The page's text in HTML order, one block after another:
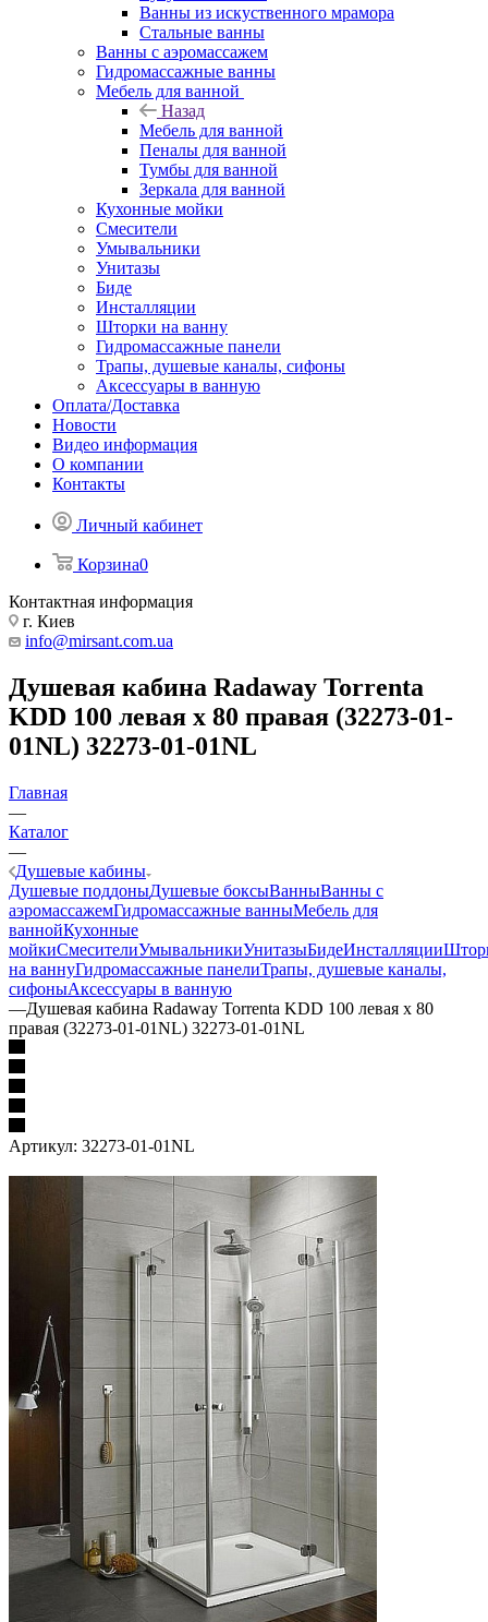
Ванны из искуственного мрамора
Стальные ванны
Ванны с аэромассажем
Гидромассажные ванны
Мебель для ванной
Назад
Мебель для ванной
Пеналы для ванной
Тумбы для ванной
Зеркала для ванной
Кухонные мойки
Смесители
Умывальники
Унитазы
Биде
Инсталляции
Шторки на ванну
Гидромассажные панели
Трапы, душевые каналы, сифоны
Аксессуары в ванную
Оплата/Доставка
Новости
Видео информация
О компании
Контакты
Личный кабинет
Корзина0
Контактная информация
г. Киев
info@mirsant.com.ua
Душевая кабина Radaway Torrenta
KDD 100 левая x 80 правая (32273-01-
01NL) 32273-01-01NL
Главная
—
Каталог
—
Душевые кабины
Душевые поддоныДушевые боксыВанныВанны с
аэромассажемГидромассажные ванныМебель для
ваннойКухонные
мойкиСмесителиУмывальникиУнитазыБидеИнсталляции
на ваннуГидромассажные панелиТрапы, душевые каналы,
сифоныАксессуары в ванную
—Душевая кабина Radaway Torrenta KDD 100 левая x 80
правая (32273-01-01NL) 32273-01-01NL
Артикул: 32273-01-01NL